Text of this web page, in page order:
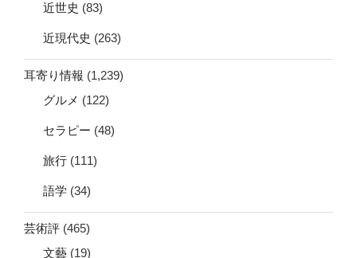
近世史 (83)
近現代史 (263)
耳寄り情報 (1,239)
グルメ (122)
セラピー (48)
旅行 (111)
語学 (34)
芸術評 (465)
文藝 (19)